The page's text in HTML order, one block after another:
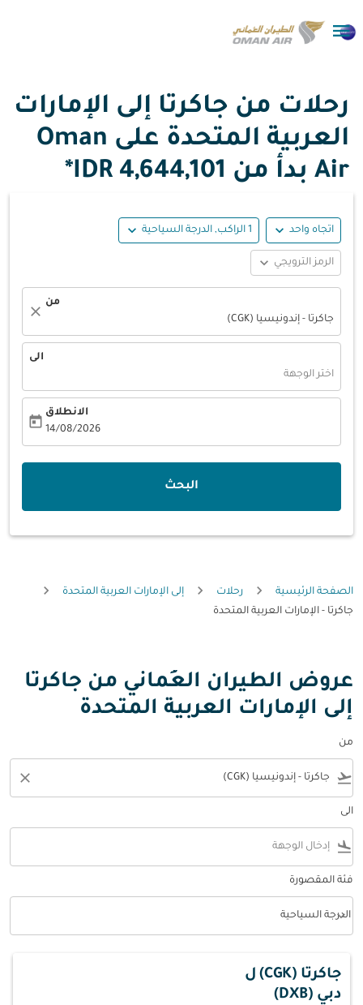

رحلات من جاكرتا إلى الإمارات
العربية المتحدة على Oman
Air بدأ من
4,644,101 IDR*
اتجاه واحد expand_more 1 الراكب, الدرجة السياحية expand_more
الرمز الترويجي expand_more
من
جاكرتا - إندونيسيا (CGK)
close
الى
اختر الوجهة
الانطلاق
14/08/2026
today
البحث
الصفحة الرئيسية رحلات
إلى الإمارات العربية المتحدة
جاكرتا - الإمارات العربية المتحدة
عروض الطيران العُماني من جاكرتا
إلى الإمارات العربية المتحدة
من
flight_takeoff
close
الى
flight_land
فئة المقصورة
فئة المقصورة option الدرجة السياحية Selected
الدرجة السياحية
keyboard_arrow_down
جاكرتا (CGK)
ل
دبي (DXB)